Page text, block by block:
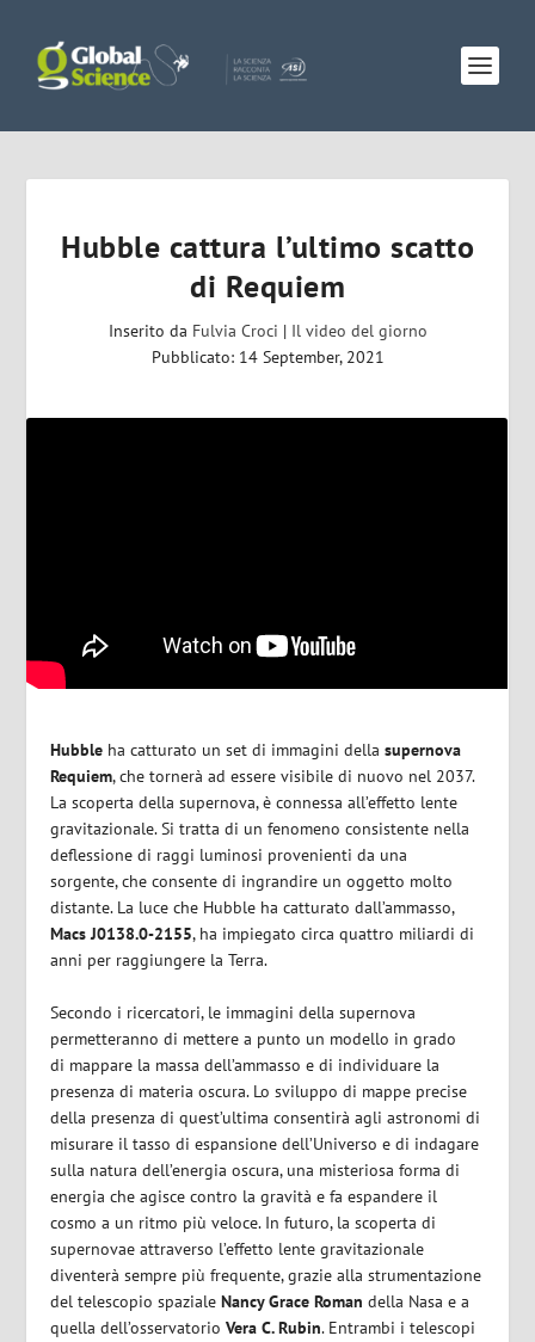
Hubble cattura l’ultimo scatto
di Requiem
Inserito da Fulvia Croci | Il video del giorno
Pubblicato: 14 September, 2021
Hubble ha catturato un set di immagini della supernova
Requiem, che tornerà ad essere visibile di nuovo nel 2037.
La scoperta della supernova, è connessa all’effetto lente
gravitazionale. Si tratta di un fenomeno consistente nella
deflessione di raggi luminosi provenienti da una
sorgente,che consente di ingrandire un oggetto molto
distante. La luce che Hubble ha catturato dall’ammasso,
Macs J0138.0-2155, ha impiegato circa quattro miliardi di
anni per raggiungere la Terra.
Secondo i ricercatori,le immagini della supernova
permetteranno di mettere a punto un modello in grado
di mappare la massa dell’ammasso e di individuare la
presenza di materia oscura. Lo sviluppo di mappe precise
della presenza di quest’ultima consentirà agli astronomi di
misurare il tasso di espansione dell’Universo e di indagare
sulla natura dell’energia oscura, una misteriosa forma di
energia che agisce contro la gravità e fa espandere il
cosmo a un ritmo più veloce. In futuro,la scoperta di
supernovae attraverso l’effetto lente gravitazionale
diventerà sempre più frequente,grazie alla strumentazione
del telescopio spazialeNancy Grace Roman della Nasa e a
quella dell’osservatorioVera C. Rubin. Entrambi i telescopi